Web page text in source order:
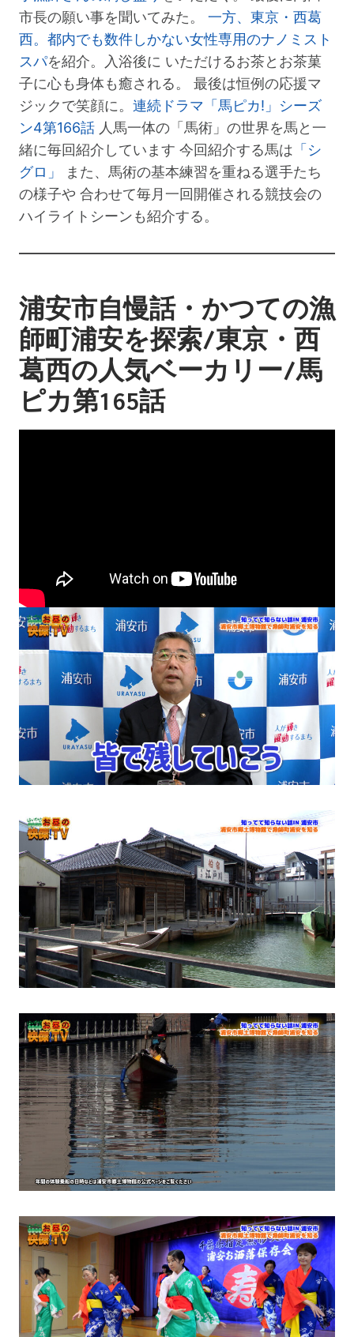
市長の願い事を聞いてみた。 一方、東京・西葛
西。都内でも数件しかない女性専用のナノミスト
スパを紹介。入浴後に いただけるお茶とお茶菓
子に心も身体も癒される。 最後は恒例の応援マ
ジックで笑顔に。 連続ドラマ「馬ピカ!」シーズ
ン4第166話 人馬一体の「馬術」の世界を馬と一
緒に毎回紹介しています 今回紹介する馬は 「シ
グロ」
また、馬術の基本練習を重ねる選手たち
の様子や 合わせて毎月一回開催される競技会の
ハイライトシーンも紹介する。
浦安市自慢話・かつての漁
師町浦安を探索/東京・西
葛西の人気ベーカリー/馬
ピカ第165話